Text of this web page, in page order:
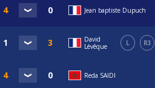
Jean baptiste Dupuch
David
Lévêque
L R3
Reda SAIDI